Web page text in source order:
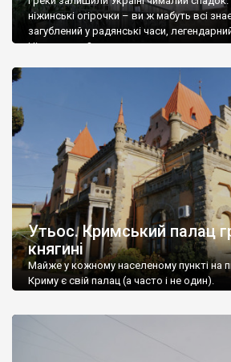
ніжинські огірочки – ви ж мабуть всі
загублений у радянські часи,
Ніжин греки?
Утьос. Кримський палац
княгині
Майже у кожному населеному пункті на
Криму є свій палац (а часто і не один).